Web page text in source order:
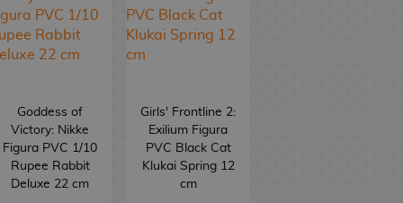
Goddess of
Victory: Nikke
Figura PVC 1/10
Rupee Rabbit
Deluxe 22 cm
Girls' Frontline 2:
Exilium Figura
PVC Black Cat
Klukai Spring 12
cm